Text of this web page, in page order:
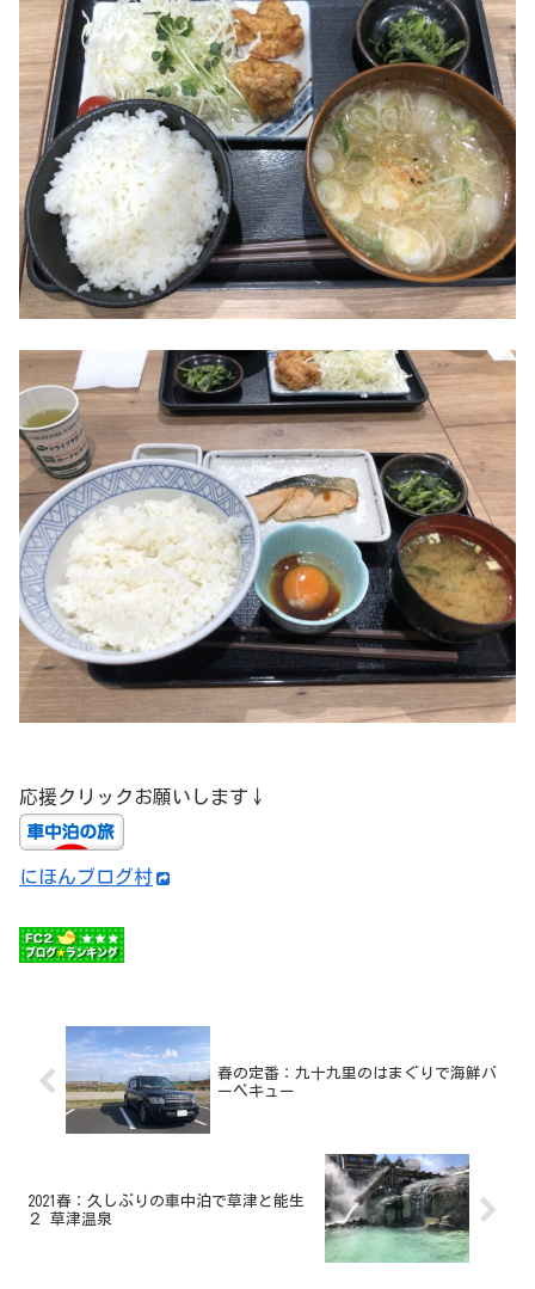
応援クリックお願いします↓
にほんブログ村
春の定番：九十九里のはまぐりで海鮮バ
ーベキュー
2021春：久しぶりの車中泊で草津と能生
２ 草津温泉